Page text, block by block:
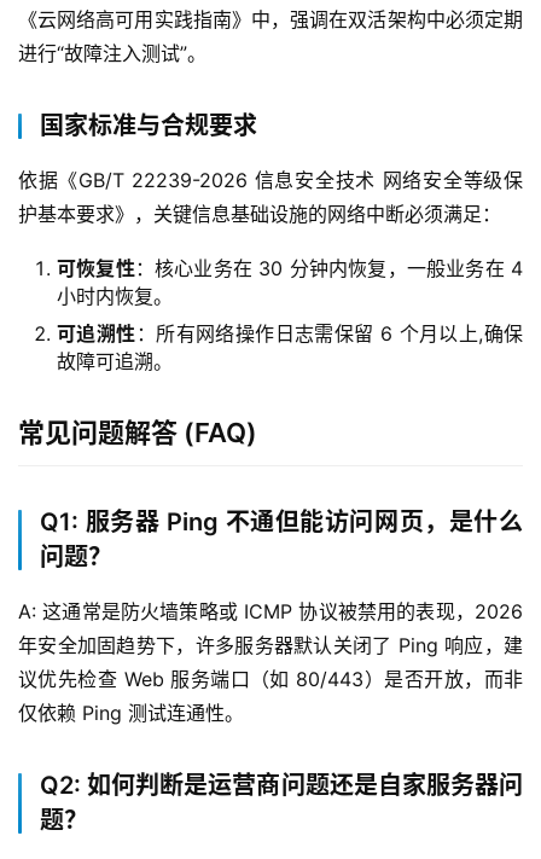
首
产
品
与
务
《云网络高可用实践指南》中，强调在双活架构中必须定期
进行“故障注入测试”。
国家标准与合规要求
依据《GB/T 22239-2026 信息安全技术 网络安全等级保
护基本要求》，关键信息基础设施的网络中断必须满足：
可恢复性：核心业务在 30 分钟内恢复，一般业务在 4
小时内恢复。
可追溯性 ：所有网络操作日志需保留 6 个月以上,确保
故障可追溯。
常见问题解答 (FAQ)
Q1: 服务器 Ping 不通但能访问网页，是什么
问题？
A: 这通常是防火墙策略或 ICMP 协议被禁用的表现，2026
年安全加固趋势下，许多服务器默认关闭了 Ping 响应，建
议优先检查 Web 服务端口（如 80/443）是否开放，而非
仅依赖 Ping 测试连通性。
Q2: 如何判断是运营商问题还是自家服务器问
题？